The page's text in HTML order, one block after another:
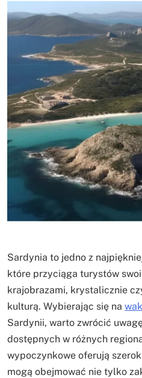
Sardynia to jedno z
które przyciąga turystów
krajobrazami, krystalicznie
kulturą. Wybierając się na
Sardynii, warto zwrócić
dostępnych w różnych
wypoczynkowe oferują
mogą obejmować nie tylko